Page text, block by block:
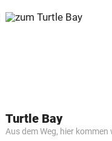
Turtle Bay
Aus dem Weg, hier kommen